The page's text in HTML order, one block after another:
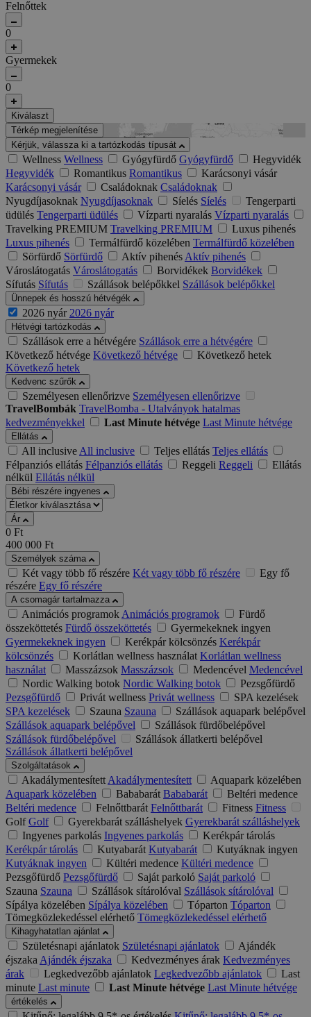
Felnőttek
0
Gyermekek
0
Kiválaszt
Térkép megjelenítése
Kérjük, válassza ki a tartózkodás típusát
Wellness Wellness Gyógyfürdő Gyógyfürdő
Hegyvidék
Hegyvidék
Romantikus Romantikus
Karácsonyi vásár
Karácsonyi vásár
Családoknak Családoknak
Nyugdíjasoknak Nyugdíjasoknak Síelés Síelés
Tengerparti
üdülés Tengerparti üdülés Vízparti nyaralás Vízparti nyaralás
Travelking PREMIUM Travelking PREMIUM
Luxus pihenés
Luxus pihenés
Termálfürdő közelében Termálfürdő közelében
Sörfürdő Sörfürdő Aktív pihenésAktív pihenés
Városlátogatás Városlátogatás Borvidékek Borvidékek
Sífutás Sífutás Szállások belépőkkel Szállások belépőkkel
Ünnepek és hosszú hétvégék
2026 nyár 2026 nyár
Hétvégi tartózkodás
Szállások erre a hétvégére Szállások erre a hétvégére
Következő hétvége Következő hétvége
Következő hetek
Következő hetek
Kedvenc szűrők
Személyesen ellenőrizve Személyesen ellenőrizve
TravelBombák TravelBomba - Utalványok hatalmas
kedvezményekkel
Last Minute hétvége Last Minute hétvége
Ellátás
All inclusiveAll inclusive Teljes ellátás Teljes ellátás
Félpanziós ellátás Félpanziós ellátás Reggeli Reggeli
Ellátás
nélkül Ellátás nélkül
Bébi részére ingyenes
Ár
0 Ft
400 000 Ft
Személyek száma
Két vagy több fő részére Két vagy több fő részére
Egy fő
részére Egy fő részére
A csomagár tartalmazza
Animációs programokAnimációs programok
Fürdő
összeköttetés Fürdő összeköttetés
Gyermekeknek ingyen
Gyermekeknek ingyen
Kerékpár kölcsönzés Kerékpár
kölcsönzés
Korlátlan wellness használat Korlátlan wellness
használat
Masszázsok Masszázsok Medencével Medencével
Nordic Walking botok Nordic Walking botok
Pezsgőfürdő
Pezsgőfürdő
Privát wellness Privát wellness
SPA kezelések
SPA kezelések
Szauna Szauna
Szállások aquapark belépővel
Szállások aquapark belépővel
Szállások fürdőbelépővel
Szállások fürdőbelépővel
Szállások állatkerti belépővel
Szállások állatkerti belépővel
Szolgáltatások
AkadálymentesítettAkadálymentesített
Aquapark közelében
Aquapark közelében
Bababarát Bababarát
Beltéri medence
Beltéri medence
Felnőttbarát Felnőttbarát Fitness Fitness
Golf Golf Gyerekbarát szálláshelyek Gyerekbarát szálláshelyek
Ingyenes parkolás Ingyenes parkolás
Kerékpár tárolás
Kerékpár tárolás
Kutyabarát Kutyabarát
Kutyáknak ingyen
Kutyáknak ingyen
Kültéri medence Kültéri medence
Pezsgőfürdő Pezsgőfürdő Saját parkoló Saját parkoló
Szauna Szauna Szállások sítárolóval Szállások sítárolóval
Sípálya közelében Sípálya közelében Tóparton Tóparton
Tömegközlekedéssel elérhető Tömegközlekedéssel elérhető
Kihagyhatatlan ajánlat
Születésnapi ajánlatok Születésnapi ajánlatok
Ajándék
éjszakaAjándék éjszaka Kedvezményes árak Kedvezményes
árak
Legkedvezőbb ajánlatok Legkedvezőbb ajánlatok
Last
minute Last minute Last Minute hétvége Last Minute hétvége
értékelés